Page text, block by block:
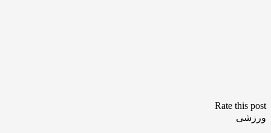
Rate this post
ورزشی